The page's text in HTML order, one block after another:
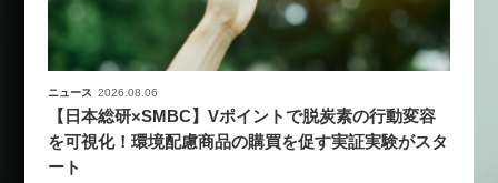
ニュース 2026.08.06
【日本総研×SMBC】Vポイントで脱炭素の行動変容
を可視化！環境配慮商品の購買を促す実証実験がスタ
ート